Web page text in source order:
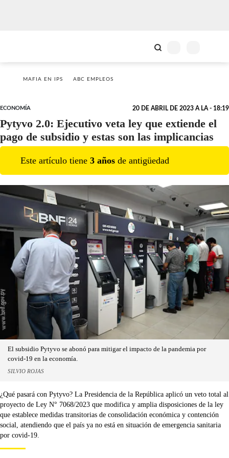
MAFIA EN IPS ABC EMPLEOS
ECONOMÍA 20 DE ABRIL DE 2023 A LA - 18:19
Pytyvo 2.0: Ejecutivo veta ley que extiende el
pago de subsidio y estas son las implicancias
Este artículo tiene 3 años de antigüedad
El subsidio Pytyvo se abonó para mitigar el impacto de la pandemia por
covid-19 en la economía.
SILVIO ROJAS
¿Qué pasará con Pytyvo? La Presidencia de la República aplicó un veto total al
proyecto de Ley N° 7068/2023 que modifica y amplia disposiciones de la ley
que establece medidas transitorias de consolidación económica y contención
social, atendiendo que el país ya no está en situación de emergencia sanitaria
por covid-19.